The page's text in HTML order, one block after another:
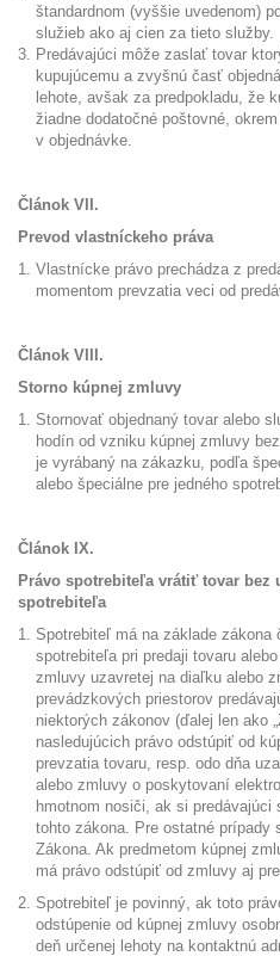
štandardnom (vyššie uvedenom)
služieb ako aj cien za tieto služby.
Predávajúci môže zaslať tovar
kupujúcemu a zvyšnú časť
lehote, avšak za predpokladu, že
žiadne dodatočné poštovné,
v objednávke.
Článok VII.
Prevod vlastníckeho práva
Vlastnícke právo prechádza z
momentom prevzatia veci od
Článok VIII.
Storno kúpnej zmluvy
Stornovať objednaný tovar alebo
hodín od vzniku kúpnej zmluvy
je vyrábaný na zákazku, podľa
alebo špeciálne pre jedného
Článok IX.
Právo spotrebiteľa vrátiť tovar bez
spotrebiteľa
Spotrebiteľ má na základe zákona
spotrebiteľa pri predaji tovaru
zmluvy uzavretej na diaľku alebo
prevádzkových priestorov
niektorých zákonov (ďalej len ako
nasledujúcich právo odstúpiť od
prevzatia tovaru, resp. odo dňa
alebo zmluvy o poskytovaní
hmotnom nosiči, ak si
tohto zákona. Pre ostatné prípady
Zákona. Ak predmetom kúpnej
má právo odstúpiť od zmluvy aj
Spotrebiteľ je povinný, ak toto
odstúpenie od kúpnej zmluvy
deň určenej lehoty na kontaktnú